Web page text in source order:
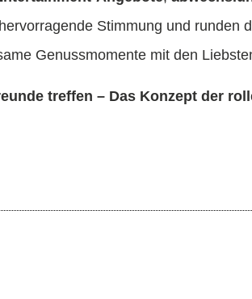
Stimmung und runden
Genussmomente mit den
treffen – Das Konzept der